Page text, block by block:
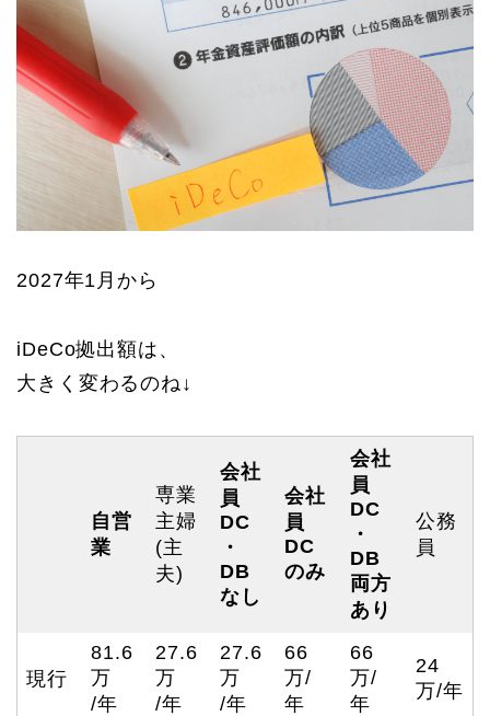
2027年1月から
iDeCo拠出額は、
大きく変わるのね↓
自営
業
専業
主婦
(主
夫)
会社
員
DC
・
DB
なし
会社
員
DC
のみ
会社
員
DC
・
DB
両方
あり
公務
員
現行
81.6
万
/年
27.6
万
/年
27.6
万
/年
66
万/
年
66
万/
年
24
万/年